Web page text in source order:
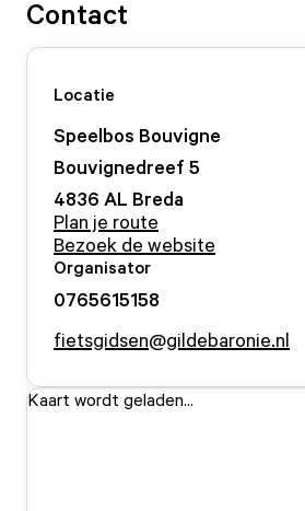
Contact
Locatie
Speelbos Bouvigne
Bouvignedreef 5
4836 AL Breda
Plan je route
Bezoek de website
Organisator
0765615158
fietsgidsen@gildebaronie.nl
Kaart wordt geladen...